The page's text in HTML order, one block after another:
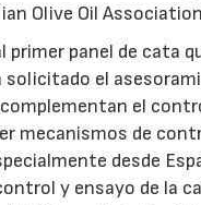
Olive Oil
panel de cata
el
el
mecanismos de
desde
y ensayo de la